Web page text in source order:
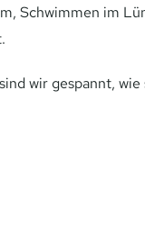
Schwimmen im
wir gespannt,